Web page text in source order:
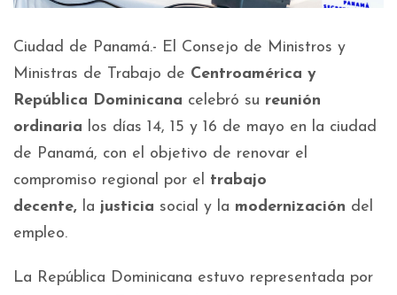
Ciudad de Panamá.- El Consejo de Ministros y
Ministras de Trabajo de Centroamérica y
República Dominicana celebró su reunión
ordinaria los días 14, 15 y 16 de mayo en la ciudad
de Panamá, con el objetivo de renovar el
compromiso regional por el trabajo
decente, la justicia social y la modernización del
empleo.
La República Dominicana estuvo representada por